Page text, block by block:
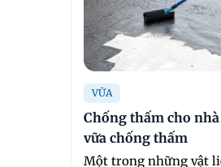
VỮA
Chống thấm cho
vữa chống thấm
Một trong những vật